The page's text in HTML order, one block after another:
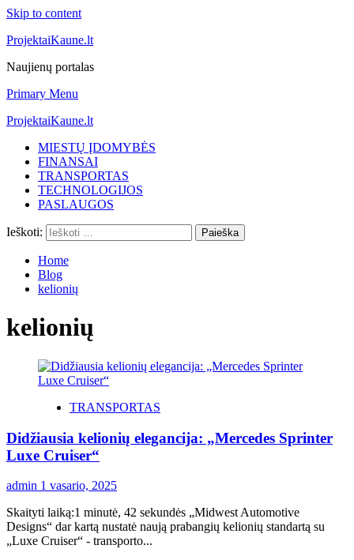
Skip to content
ProjektaiKaune.lt
Naujienų portalas
Primary Menu
ProjektaiKaune.lt
MIESTŲ ĮDOMYBĖS
FINANSAI
TRANSPORTAS
TECHNOLOGIJOS
PASLAUGOS
Ieškoti:
Home
Blog
kelionių
kelionių
TRANSPORTAS
Didžiausia kelionių elegancija: „Mercedes Sprinter
Luxe Cruiser“
admin 1 vasario, 2025
Skaityti laiką:1 minutė, 42 sekundės „Midwest Automotive
Designs“ dar kartą nustatė naują prabangių kelionių standartą su
„Luxe Cruiser“ - transporto...